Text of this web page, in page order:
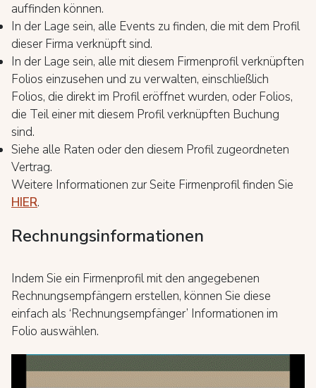
auffinden können.
In der Lage sein, alle Events zu finden, die mit dem Profil
dieser Firma verknüpft sind.
In der Lage sein, alle mit diesem Firmenprofil verknüpften
Folios einzusehen und zu verwalten, einschließlich
Folios, die direkt im Profil eröffnet wurden, oder Folios,
die Teil einer mit diesem Profil verknüpften Buchung
sind.
Siehe alle Raten oder den diesem Profil zugeordneten
Vertrag.
Weitere Informationen zur Seite Firmenprofil finden Sie
HIER.
Rechnungsinformationen
Indem Sie ein Firmenprofil mit den angegebenen
Rechnungsempfängern erstellen, können Sie diese
einfach als ‘Rechnungsempfänger’ Informationen im
Folio auswählen.